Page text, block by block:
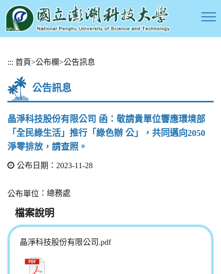
::: 首頁>公布欄>公告訊息
公告訊息
晶淨科技股份有限公司 函：敬請貴單位響應環境部
「全民綠生活」推行「綠色辦 公」，共同邁向2050
淨零排放，請查照。
公布日期：2023-11-28
公布單位 ：總務處
檔案說明
晶淨科技股份有限公司.pdf